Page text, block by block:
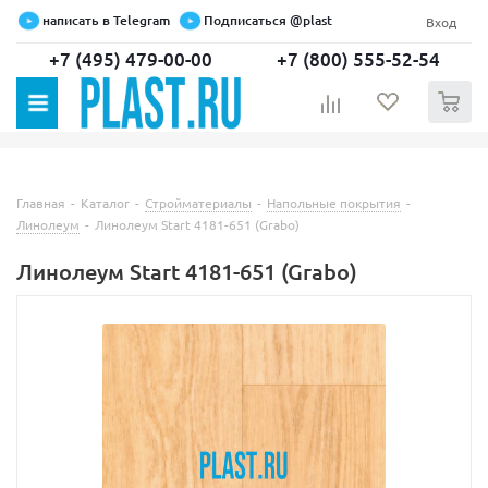
написать в Telegram Подписаться @plast Вход
+7 (495) 479-00-00 +7 (800) 555-52-54
Главная - Каталог - Стройматериалы - Напольные покрытия -
Линолеум - Линолеум Start 4181-651 (Grabo)
Линолеум Start 4181-651 (Grabo)